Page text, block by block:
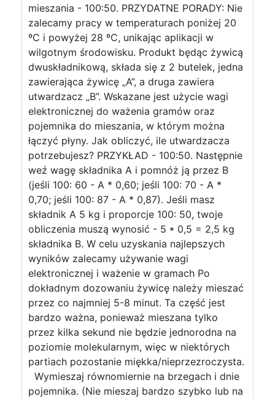
mieszania - 100:50. PRZYDATNE PORADY: Nie
zalecamy pracy w temperaturach poniżej 20
ºC i powyżej 28 ºC, unikając aplikacji w
wilgotnym środowisku. Produkt będąc żywicą
dwuskładnikową, składa się z 2 butelek, jedna
zawierająca żywicę „A”, a druga zawiera
utwardzacz „B”. Wskazane jest użycie wagi
elektronicznej do ważenia gramów oraz
pojemnika do mieszania, w którym można
łączyć płyny. Jak obliczyć, ile utwardzacza
potrzebujesz? PRZYKŁAD - 100:50. Następnie
weź wagę składnika A i pomnóż ją przez B
(jeśli 100: 60 - A * 0,60; jeśli 100: 70 - A *
0,70; jeśli 100: 87 - A * 0,87). Jeśli masz
składnik A 5 kg i proporcje 100: 50, twoje
obliczenia muszą wynosić - 5 * 0,5 = 2,5 kg
składnika B. W celu uzyskania najlepszych
wyników zalecamy używanie wagi
elektronicznej i ważenie w gramach Po
dokładnym dozowaniu żywicę należy mieszać
przez co najmniej 5-8 minut. Ta część jest
bardzo ważna, ponieważ mieszana tylko
przez kilka sekund nie będzie jednorodna na
poziomie molekularnym, więc w niektórych
partiach pozostanie miękka/nieprzezroczysta.
Wymieszaj równomiernie na brzegach i dnie
pojemnika. (Nie mieszaj bardzo szybko lub na